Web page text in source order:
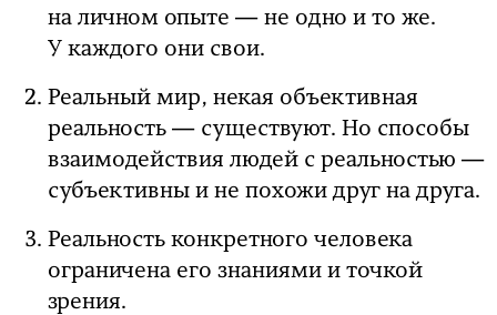
на личном опыте — не одно и то же.
У каждого они свои.
Реальный мир, некая объективная
реальность — существуют. Но способы
взаимодействия людей с реальностью —
субъективны и не похожи друг на друга.
Реальность конкретного человека
ограничена его знаниями и точкой
зрения.